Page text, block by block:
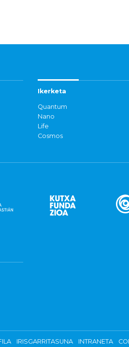
Ikerketa
Quantum
Nano
Life
Cosmos
IRISGARRITASUNA INTRANETA